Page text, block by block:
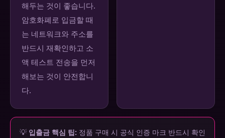
해두는 것이 좋습니다.
암호화폐로 입금할 때
는 네트워크와 주소를
반드시 재확인하고 소
액 테스트 전송을 먼저
해보는 것이 안전합니
다.
💡 입출금 핵심 팁: 정품 구매 시 공식 인증 마크 반드시 확인